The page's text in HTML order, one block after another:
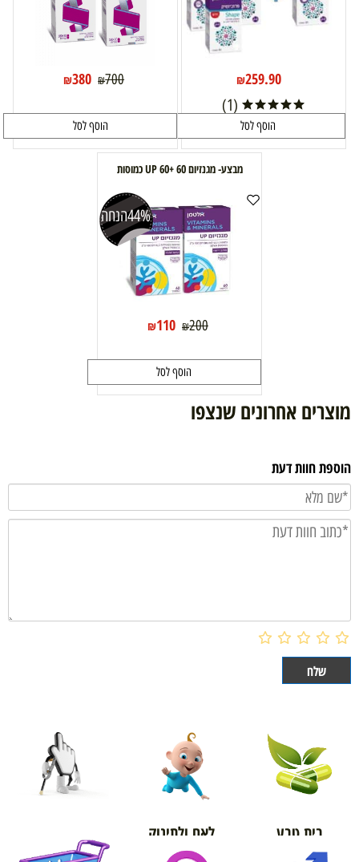
₪259.90
(1)
הוסף לסל
₪700
₪380
הוסף לסל
מבצע- מגנזיום UP 60+ 60 כמוסות
44%הנחה
₪200
₪110
הוסף לסל
מוצרים אחרונים שנצפו
הוספת חוות דעת
בית טבע לאם ולתינוק